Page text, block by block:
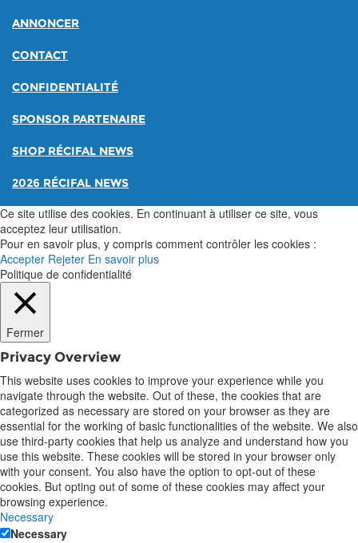
ANNONCER
CONTACT
CONFIDENTIALITÉ
SPONSOR PARTENAIRE
SHOP RÉCIFAL NEWS
2026 RÉCIFAL NEWS
Ce site utilise des cookies. En continuant à utiliser ce site, vous
acceptez leur utilisation.
Pour en savoir plus, y compris comment contrôler les cookies :
Accepter Rejeter En savoir plus
Politique de confidentialité
Fermer
Privacy Overview
This website uses cookies to improve your experience while you
navigate through the website. Out of these, the cookies that are
categorized as necessary are stored on your browser as they are
essential for the working of basic functionalities of the website. We also
use third-party cookies that help us analyze and understand how you
use this website. These cookies will be stored in your browser only
with your consent. You also have the option to opt-out of these
cookies. But opting out of some of these cookies may affect your
browsing experience.
Necessary
Necessary